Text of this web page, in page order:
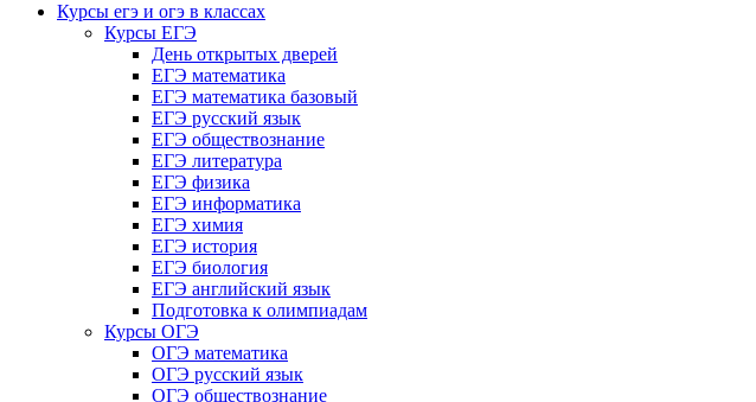
Курсы егэ и огэ в классах
Курсы ЕГЭ
День открытых дверей
ЕГЭ математика
ЕГЭ математика базовый
ЕГЭ русский язык
ЕГЭ обществознание
ЕГЭ литература
ЕГЭ физика
ЕГЭ информатика
ЕГЭ химия
ЕГЭ история
ЕГЭ биология
ЕГЭ английский язык
Подготовка к олимпиадам
Курсы ОГЭ
ОГЭ математика
ОГЭ русский язык
ОГЭ обществознание